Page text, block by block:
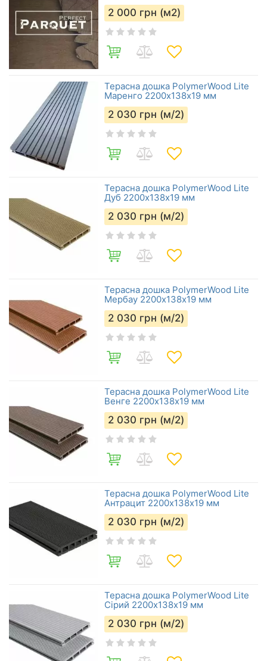
2 000 грн (м2)
Терасна дошка PolymerWood Lite
Маренго 2200х138х19 мм
2 030 грн (м/2)
Терасна дошка PolymerWood Lite
Дуб 2200х138х19 мм
2 030 грн (м/2)
Терасна дошка PolymerWood Lite
Мербау 2200х138х19 мм
2 030 грн (м/2)
Терасна дошка PolymerWood Lite
Венге 2200х138х19 мм
2 030 грн (м/2)
Терасна дошка PolymerWood Lite
Антрацит 2200х138х19 мм
2 030 грн (м/2)
Терасна дошка PolymerWood Lite
Сірий 2200х138х19 мм
2 030 грн (м/2)